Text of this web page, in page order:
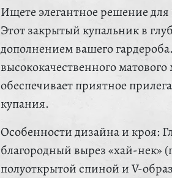
Ищете элегантное решение
Этот закрытый купальник в
дополнением вашего
высококачественного
обеспечивает приятное
купания.
Особенности дизайна и кроя:
благородный вырез «хай-нек»
полуоткрытой спиной и V-